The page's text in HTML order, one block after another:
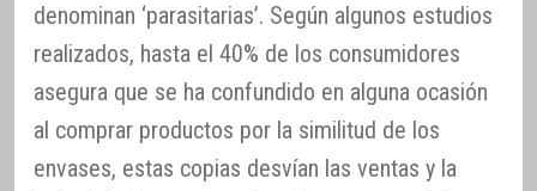
denominan ‘parasitarias’. Según algunos estudios
realizados, hasta el 40% de los consumidores
asegura que se ha confundido en alguna ocasión
al comprar productos por la similitud de los
envases, estas copias desvían las ventas y la